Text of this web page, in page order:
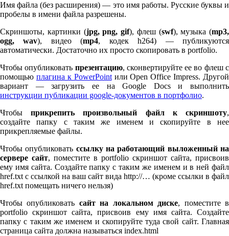
Имя файла (без расширения) — это имя работы. Русские буквы и
пробелы в имени файла разрешены.
Скриншоты, картинки (jpg, png, gif), флеш (swf), музыка (mp3,
ogg, wav), видео (mp4, кодек h264) — публикуются
автоматически. Достаточно их просто скопировать в port­fo­lio.
Чтобы опубликовать презентацию, сконвертируйте ее во флеш с
помощью плагина к Pow­er­Pointили Open Office Impress. Другой
вариант — загрузить ее на Google Docs и выполнить
инструкции публикации google-документов в портфолио.
Чтобыприкрепить произвольный файл к скриншоту,
создайте папку с таким же именем и скопируйте в нее
прикрепляемые файлы.
Чтобы опубликовать ссылку на работающий выложенный на
сервере сайт, поместите в port­fo­lio скриншот сайта, присвоив
ему имя сайта. Создайте папку с таким же именем и в ней файл
href.txt с ссылкой на ваш сайт вида http://… (кроме ссылки в файл
href.txt помещать ничего нельзя)
Чтобы опубликовать сайт на локальном диске, поместите в
port­fo­lio скриншот сайта, присвоив ему имя сайта. Создайте
папку с таким же именем и скопируйте туда свой сайт. Главная
страница сайта должна называться index.html